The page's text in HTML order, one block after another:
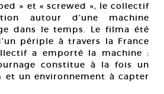
» et « screwed », le collectif
autour d’une machine
dans le temps. Le filma été
périple à travers la France
a emporté la machine :
constitue à la fois un
un environnement à capter